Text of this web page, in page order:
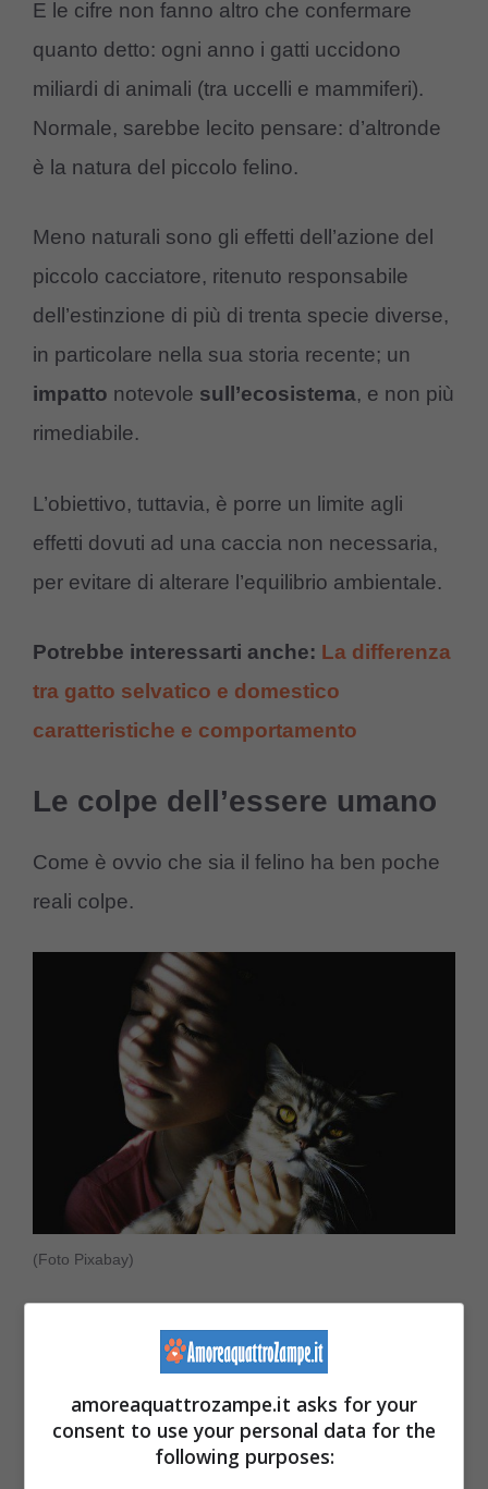
E le cifre non fanno altro che confermare
quanto detto: ogni anno i gatti uccidono
miliardi di animali (tra uccelli e mammiferi).
Normale, sarebbe lecito pensare: d’altronde
è la natura del piccolo felino.
Meno naturali sono gli effetti dell’azione del
piccolo cacciatore, ritenuto responsabile
dell’estinzione di più di trenta specie diverse,
in particolare nella sua storia recente; un
impatto notevole sull’ecosistema, e non più
rimediabile.
L’obiettivo, tuttavia, è porre un limite agli
effetti dovuti ad una caccia non necessaria,
per evitare di alterare l’equilibrio ambientale.
Potrebbe interessarti anche: La differenza
tra gatto selvatico e domestico
caratteristiche e comportamento
Le colpe dell’essere umano
Come è ovvio che sia il felino ha ben poche
reali colpe.
(Foto Pixabay)
Il gatto fa ciò che gli suggerisce la propria
natura. Ma quali sono dunque le
responsabilità dell’essere umano? La
principale è quella di lasciare il gatto libero di
amoreaquattrozampe.it asks for your
consent to use your personal data for the
following purposes: